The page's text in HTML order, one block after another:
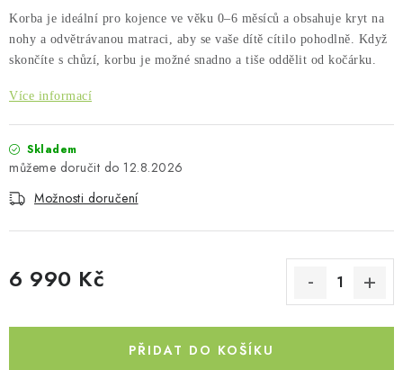
Kontakty O nás Doprava a platba
Půjčovna
Moje objednávka
Napište nám
Reklamace
Obchodní podmínky
Korba je ideální pro kojence ve věku 0–6 měsíců a obsahuje kryt na
nohy a odvětrávanou matraci, aby se vaše dítě cítilo pohodlně. Když
skončíte s chůzí, korbu je možné snadno a tiše oddělit od kočárku.
Více informací
Skladem
12.8.2026
Možnosti doručení
6 990 Kč
PŘIDAT DO KOŠÍKU